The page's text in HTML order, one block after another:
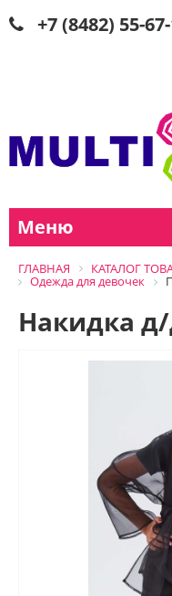
+7 (8482) 55-
Меню
ГЛАВНАЯ КАТАЛОГ
Одежда для девочек
Накидка